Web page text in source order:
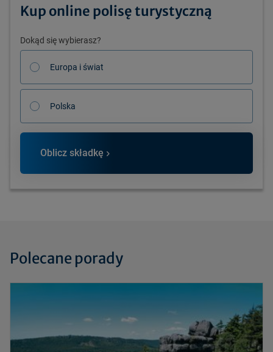
Kup online polisę turystyczną
Dokąd się wybierasz?
Europa i świat
Polska
Oblicz składkę
Polecane porady